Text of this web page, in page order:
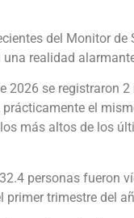
del Monitor de
una realidad
2026 se registraron
el
más altos de los
personas fueron
primer trimestre del